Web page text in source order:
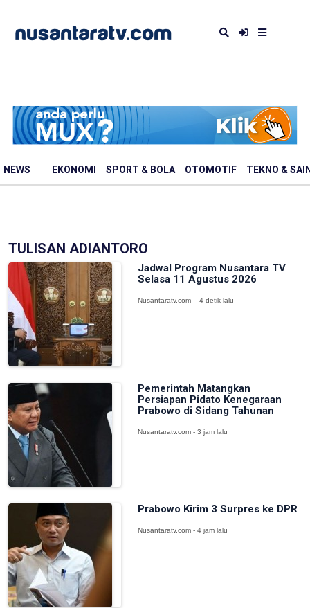
NEWS EKONOMI SPORT & BOLA OTOMOTIF TEKNO &
TULISAN ADIANTORO
Jadwal Program Nusantara TV
Selasa 11 Agustus 2026
Nusantaratv.com - -4 detik lalu
Pemerintah Matangkan
Persiapan Pidato Kenegaraan
Prabowo di Sidang Tahunan
Nusantaratv.com - 3 jam lalu
Prabowo Kirim 3 Surpres ke DPR
Nusantaratv.com - 4 jam lalu